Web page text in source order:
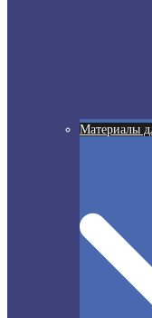
Материалы